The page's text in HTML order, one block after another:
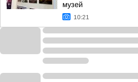
музей
10:21